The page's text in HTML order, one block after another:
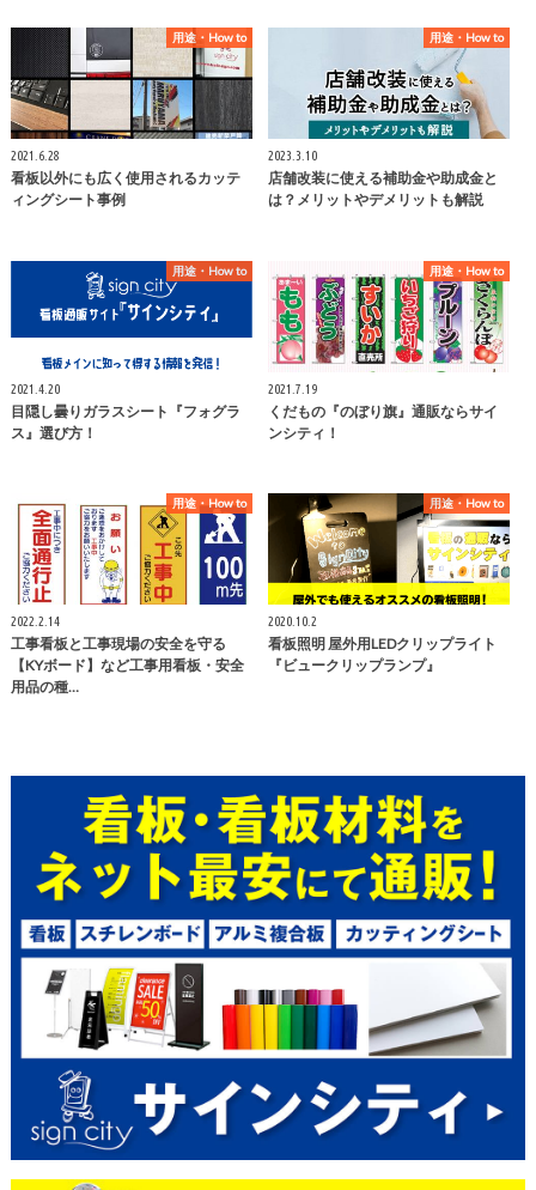
用途・How to
2021.6.28
看板以外にも広く使用されるカッテ
ィングシート事例
用途・How to
2023.3.10
店舗改装に使える補助金や助成金と
は？メリットやデメリットも解説
用途・How to
2021.4.20
目隠し曇りガラスシート『フォグラ
ス』選び方！
用途・How to
2021.7.19
くだもの『のぼり旗』通販ならサイ
ンシティ！
用途・How to
2022.2.14
工事看板と工事現場の安全を守る
【KYボード】など工事用看板・安全
用品の種…
用途・How to
2020.10.2
看板照明 屋外用LEDクリップライト
『ビュークリップランプ』